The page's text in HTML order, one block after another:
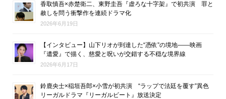
香取慎吾×赤楚衛二、東野圭吾『虚ろな十字架』で初共演 罪と
赦しを問う衝撃作を連続ドラマ化
2026年6月19日
【インタビュー】山下リオが到達した“憑依”の境地――映画
『遺愛』で描く、慈愛と呪いが交錯する不穏な境界線
2026年6月17日
鈴鹿央士×稲垣吾郎×小雪が初共演 “ラップで法廷を覆す”異色
リーガルドラマ『リーガルビート』放送決定